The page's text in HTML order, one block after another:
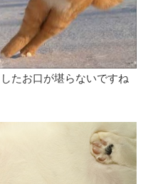
たお口が堪らないですね